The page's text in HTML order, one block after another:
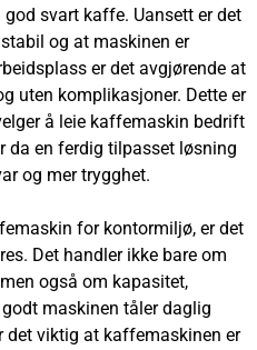
svart kaffe. Uansett er det
og at maskinen er
er det avgjørende at
uten komplikasjoner. Dette er
å leie kaffemaskin bedrift
da en ferdig tilpasset løsning
og mer trygghet.
for kontormiljø, er det
Det handler ikke bare om
også om kapasitet,
maskinen tåler daglig
det viktig at kaffemaskinen er